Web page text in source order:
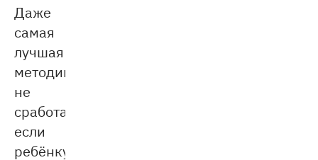
Даже
самая
лучшая
методика
не
сработает,
если
ребёнку